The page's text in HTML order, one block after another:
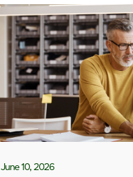
June 10, 2026